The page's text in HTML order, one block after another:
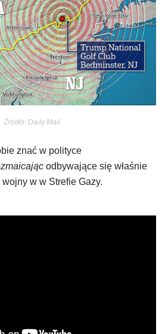
Źródło: Daily Mail
znać w polityce
odbywające się właśnie
w w Strefie Gazy.